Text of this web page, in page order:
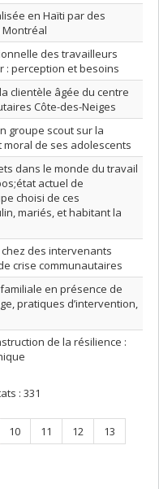
en Haïti par des
des travailleurs
: perception et besoins
clientèle âgée du centre
Côte-des-Neiges
groupe scout sur la
de ses adolescents
dans le monde du travail
actuel de
choisi de ces
mariés, et habitant la
des intervenants
crise communautaires
en présence de
pratiques d’intervention,
de la résilience :
: 331
Page
10 Page
11 Page
12 Page
13